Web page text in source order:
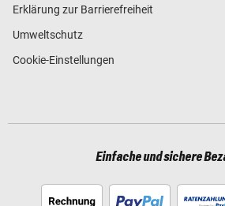
Erklärung zur Barrierefreiheit
Umweltschutz
Cookie-Einstellungen
Einfache und sichere